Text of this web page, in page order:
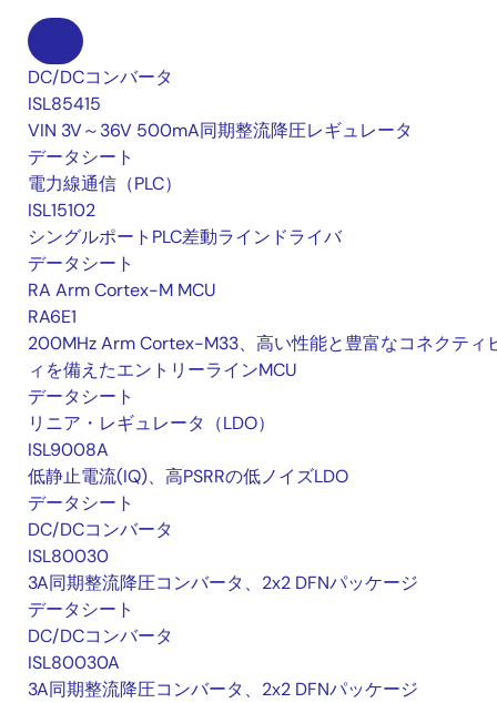
DC/DCコンバータ
ISL85415
VIN 3V～36V 500mA同期整流降圧レギュレータ
データシート
電力線通信（PLC）
ISL15102
シングルポートPLC差動ラインドライバ
データシート
RA Arm Cortex-M MCU
RA6E1
200MHz Arm Cortex-M33、高い性能と豊富なコネクティ
ィを備えたエントリーラインMCU
データシート
リニア・レギュレータ（LDO）
ISL9008A
低静止電流(IQ)、高PSRRの低ノイズLDO
データシート
DC/DCコンバータ
ISL80030
3A同期整流降圧コンバータ、2x2 DFNパッケージ
データシート
DC/DCコンバータ
ISL80030A
3A同期整流降圧コンバータ、2x2 DFNパッケージ